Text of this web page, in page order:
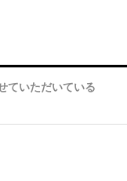
ていただいている